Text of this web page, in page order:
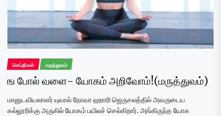
செய்திகள் மருத்துவம்
ங போல் வளை- யோகம் அறிவோம்!(மருத்துவம்)
மானுடவியலாளர் யுவால் நோவா ஹராரி ஜெருசலத்தில் அவருடைய
கல்லூரிக்கு அருகில் யோகம் பயிலச் செல்கிறார். அங்கிருந்த யோக